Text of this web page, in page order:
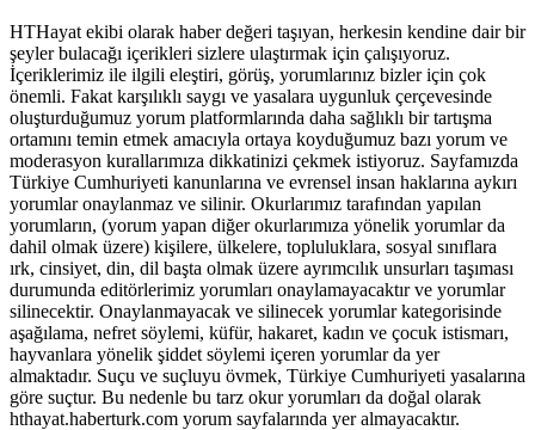
HTHayat ekibi olarak haber değeri taşıyan, herkesin kendine dair bir
şeyler bulacağı içerikleri sizlere ulaştırmak için çalışıyoruz.
İçeriklerimiz ile ilgili eleştiri, görüş, yorumlarınız bizler için çok
önemli. Fakat karşılıklı saygı ve yasalara uygunluk çerçevesinde
oluşturduğumuz yorum platformlarında daha sağlıklı bir tartışma
ortamını temin etmek amacıyla ortaya koyduğumuz bazı yorum ve
moderasyon kurallarımıza dikkatinizi çekmek istiyoruz. Sayfamızda
Türkiye Cumhuriyeti kanunlarına ve evrensel insan haklarına aykırı
yorumlar onaylanmaz ve silinir. Okurlarımız tarafından yapılan
yorumların, (yorum yapan diğer okurlarımıza yönelik yorumlar da
dahil olmak üzere) kişilere, ülkelere, topluluklara, sosyal sınıflara
ırk, cinsiyet, din, dil başta olmak üzere ayrımcılık unsurları taşıması
durumunda editörlerimiz yorumları onaylamayacaktır ve yorumlar
silinecektir. Onaylanmayacak ve silinecek yorumlar kategorisinde
aşağılama, nefret söylemi, küfür, hakaret, kadın ve çocuk istismarı,
hayvanlara yönelik şiddet söylemi içeren yorumlar da yer
almaktadır. Suçu ve suçluyu övmek, Türkiye Cumhuriyeti yasalarına
göre suçtur. Bu nedenle bu tarz okur yorumları da doğal olarak
hthayat.haberturk.com yorum sayfalarında yer almayacaktır.